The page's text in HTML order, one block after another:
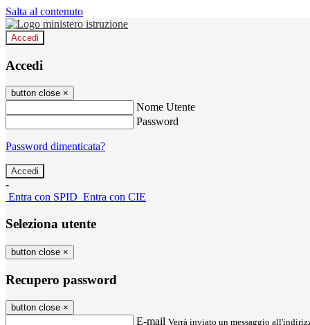
Salta al contenuto
Accedi
Accedi
button close ×
Nome Utente
Password
Password dimenticata?
-
Entra con SPID Entra con CIE
Seleziona utente
button close ×
Recupero password
button close ×
E-mail Verrà inviato un messaggio